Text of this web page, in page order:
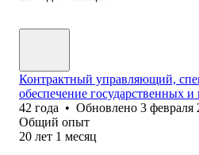
Контрактный управляющий,
обеспечение государственных
42 года • Обновлено 3 февраля
Общий опыт
20 лет 1 месяц